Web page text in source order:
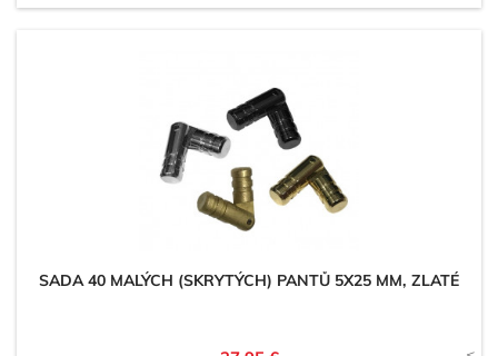
SADA 40 MALÝCH (SKRYTÝCH) PANTŮ 5X25 MM, ZLATÉ